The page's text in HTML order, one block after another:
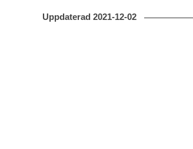
Uppdaterad 2021-12-02